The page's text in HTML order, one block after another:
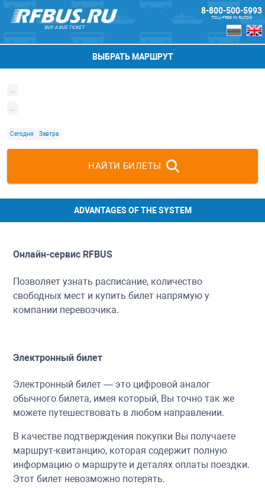
BUY A BUS TICKET
8-800-500-5993
TOLL-FREE IN RUSSIA
ВЫБРАТЬ МАРШРУТ
Сегодня Завтра
НАЙТИ БИЛЕТЫ
ADVANTAGES OF THE SYSTEM
Онлайн-сервис RFBUS
Позволяет узнать расписание, количество
свободных мест и купить билет напрямую у
компании перевозчика.
Электронный билет
Электронный билет — это цифровой аналог
обычного билета, имея который, Вы точно так же
можете путешествовать в любом направлении.
В качестве подтверждения покупки Вы получаете
маршрут-квитанцию, которая содержит полную
информацию о маршруте и деталях оплаты поездки.
Этот билет невозможно потерять.